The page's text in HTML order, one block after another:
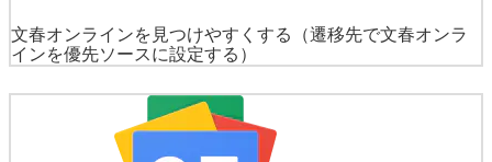
文春オンラインを見つけやすくする
（遷移先で文春オンラ
インを優先ソースに設定する）